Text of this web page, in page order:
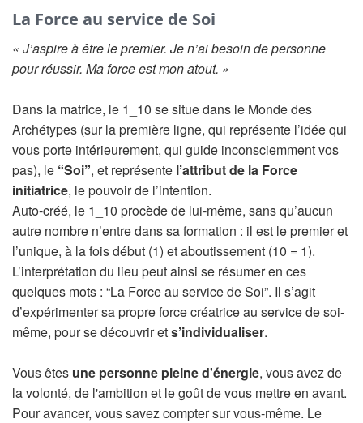
La Force au service de Soi
« J’aspire à être le premier. Je n’ai besoin de personne
pour réussir. Ma force est mon atout. »
Dans la matrice, le 1_10 se situe dans le Monde des
Archétypes (sur la première ligne, qui représente l’idée qui
vous porte intérieurement, qui guide inconsciemment vos
pas), le “Soi”, et représente l’attribut de la Force
initiatrice, le pouvoir de l’intention.
Auto-créé, le 1_10 procède de lui-même, sans qu’aucun
autre nombre n’entre dans sa formation : il est le premier et
l’unique, à la fois début (1) et aboutissement (10 = 1).
L’interprétation du lieu peut ainsi se résumer en ces
quelques mots : “La Force au service de Soi”. Il s’agit
d’expérimenter sa propre force créatrice au service de soi-
même, pour se découvrir ets’individualiser.
Vous êtes une personne pleine d'énergie, vous avez de
la volonté, de l'ambition et le goût de vous mettre en avant.
Pour avancer, vous savez compter sur vous-même. Le